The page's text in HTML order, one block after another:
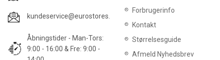
kundeservice@eurostores.dk
Åbningstider - Man-Tors:
9:00 - 16:00 & Fre: 9:00 -
Forbrugerinfo
Kontakt
Størrelsesguide
Afmeld Nyhedsbrev